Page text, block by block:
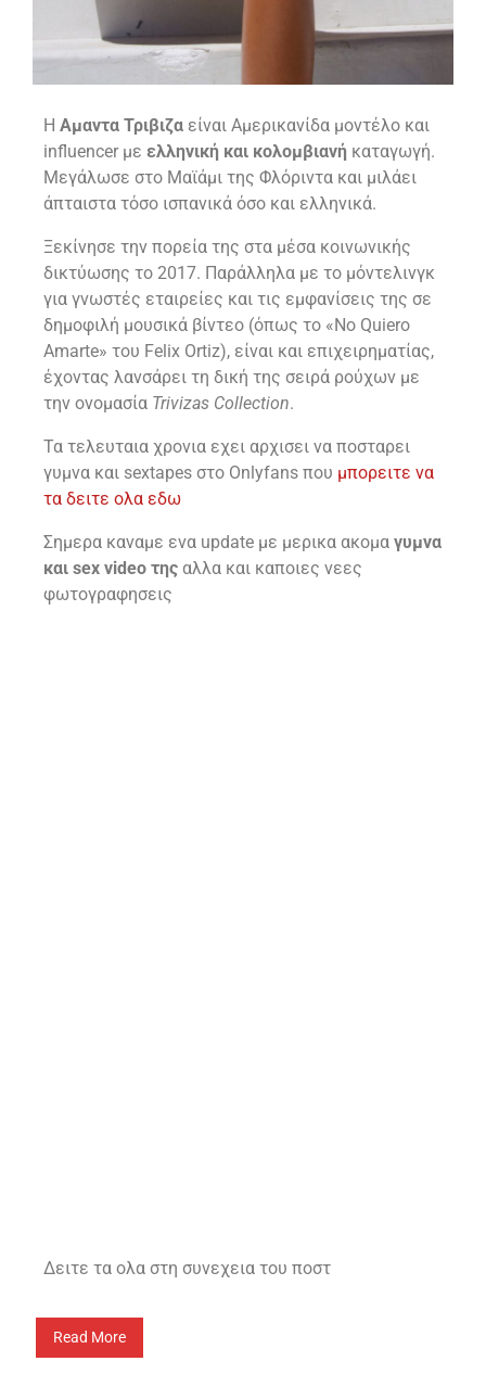
Η Αμαντα Τριβιζα είναι Αμερικανίδα μοντέλο και
influencer με ελληνική και κολομβιανή καταγωγή.
Μεγάλωσε στο Μαϊάμι της Φλόριντα και μιλάει
άπταιστα τόσο ισπανικά όσο και ελληνικά.
Ξεκίνησε την πορεία της στα μέσα κοινωνικής
δικτύωσης το 2017. Παράλληλα με το μόντελινγκ
για γνωστές εταιρείες και τις εμφανίσεις της σε
δημοφιλή μουσικά βίντεο (όπως το «No Quiero
Amarte» του Felix Ortiz), είναι και επιχειρηματίας,
έχοντας λανσάρει τη δική της σειρά ρούχων με
την ονομασία Trivizas Collection.
Τα τελευταια χρονια εχει αρχισει να ποσταρει
γυμνα και sextapes στο Onlyfans που μπορειτε να
τα δειτε ολα εδω
Σημερα καναμε ενα update με μερικα ακομα γυμνα
και sex video της αλλα και καποιες νεες
φωτογραφησεις
Δειτε τα ολα στη συνεχεια του ποστ
Read More